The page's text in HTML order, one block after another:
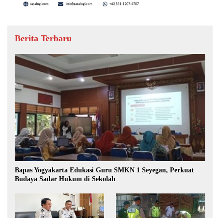
Berita Terbaru
Bapas Yogyakarta Edukasi Guru SMKN 1 Seyegan, Perkuat
Budaya Sadar Hukum di Sekolah